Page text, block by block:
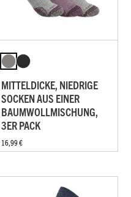
MITTELDICKE, NIEDRIGE
SOCKEN AUS EINER
BAUMWOLLMISCHUNG,
3ER PACK
16,99 €